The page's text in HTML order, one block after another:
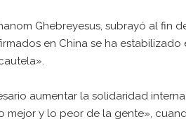
Ghebreyesus, subrayó al fin
en China se ha estabilizado
aumentar la solidaridad
mejor y lo peor de la gente»,